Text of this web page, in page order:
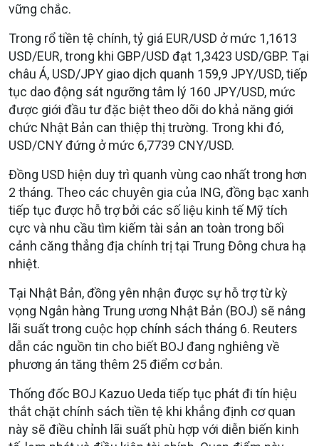
vững chắc.
Trong rổ tiền tệ chính, tỷ giá EUR/USD ở mức 1,1613
USD/EUR, trong khi GBP/USD đạt 1,3423 USD/GBP. Tại
châu Á, USD/JPY giao dịch quanh 159,9 JPY/USD, tiếp
tục dao động sát ngưỡng tâm lý 160 JPY/USD, mức
được giới đầu tư đặc biệt theo dõi do khả năng giới
chức Nhật Bản can thiệp thị trường. Trong khi đó,
USD/CNY đứng ở mức 6,7739 CNY/USD.
Đồng USD hiện duy trì quanh vùng cao nhất trong hơn
2 tháng. Theo các chuyên gia của ING, đồng bạc xanh
tiếp tục được hỗ trợ bởi các số liệu kinh tế Mỹ tích
cực và nhu cầu tìm kiếm tài sản an toàn trong bối
cảnh căng thẳng địa chính trị tại Trung Đông chưa hạ
nhiệt.
Tại Nhật Bản, đồng yên nhận được sự hỗ trợ từ kỳ
vọng Ngân hàng Trung ương Nhật Bản (BOJ) sẽ nâng
lãi suất trong cuộc họp chính sách tháng 6. Reuters
dẫn các nguồn tin cho biết BOJ đang nghiêng về
phương án tăng thêm 25 điểm cơ bản.
Thống đốc BOJ Kazuo Ueda tiếp tục phát đi tín hiệu
thắt chặt chính sách tiền tệ khi khẳng định cơ quan
này sẽ điều chỉnh lãi suất phù hợp với diễn biến kinh